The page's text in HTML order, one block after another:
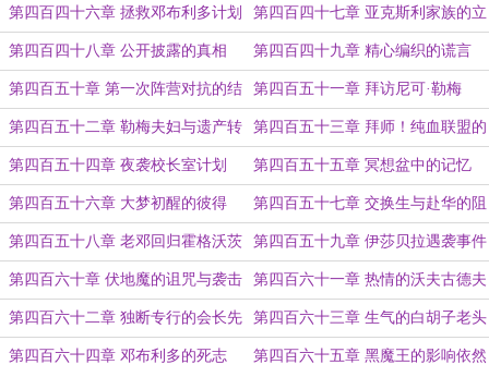
卢平
第四百四十六章 拯救邓布利多计划 第四百四十七章 亚克斯利家族的立
场
第四百四十八章 公开披露的真相 第四百四十九章 精心编织的谎言
第四百五十章 第一次阵营对抗的结
果
第四百五十一章 拜访尼可·勒梅
第四百五十二章 勒梅夫妇与遗产转
赠
第四百五十三章 拜师！纯血联盟的
嫌隙！
第四百五十四章 夜袭校长室计划 第四百五十五章 冥想盆中的记忆
第四百五十六章 大梦初醒的彼得 第四百五十七章 交换生与赴华的阻
力
第四百五十八章 老邓回归霍格沃茨 第四百五十九章 伊莎贝拉遇袭事件
第四百六十章 伏地魔的诅咒与袭击
者
第四百六十一章 热情的沃夫古德夫
妇
第四百六十二章 独断专行的会长先
生
第四百六十三章 生气的白胡子老头
第四百六十四章 邓布利多的死志 第四百六十五章 黑魔王的影响依然